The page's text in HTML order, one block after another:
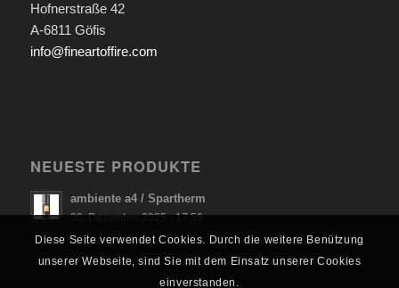
Hofnerstraße 42
A-6811 Göfis
info@fineartoffire.com
NEUESTE PRODUKTE
ambiente a4 / Spartherm
30. Dezember 2025 - 17:59
Diese Seite verwendet Cookies. Durch die weitere Benützung
unserer Webseite, sind Sie mit dem Einsatz unserer Cookies
einverstanden.